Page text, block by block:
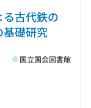
古代鉄の
基礎研究
国立国会図書館